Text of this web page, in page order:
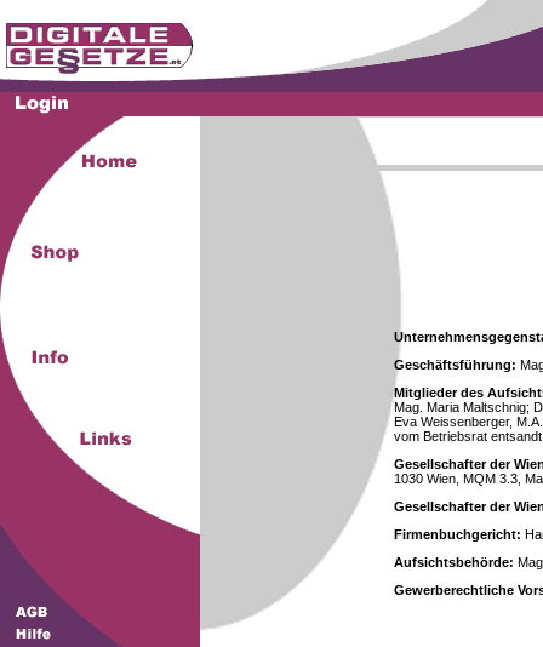
Geschäftsführung:
Mitglieder des
Mag. Maria Maltschnig;
Eva Weissenberger,
vom Betriebsrat
Gesellschafter der
1030 Wien, MQM 3.3,
Gesellschafter der
Firmenbuchgericht:
Aufsichtsbehörde:
Gewerberechtliche